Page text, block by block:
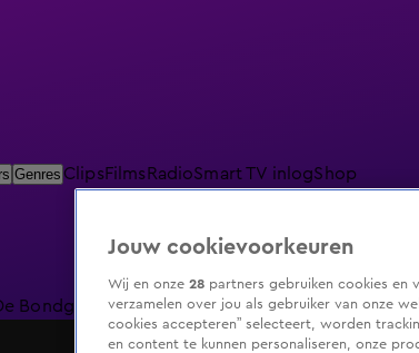
Genres ClipsFilms RadioSmart TV inlogShop
BondgenotenDe OranjezomerLivestreamsShop
Jouw cookievoorkeuren
Wij en onze 28 partners gebruiken cookies en
verzamelen over jou als gebruiker van onze
cookies accepteren” selecteert, worden
en content te kunnen personaliseren, onze